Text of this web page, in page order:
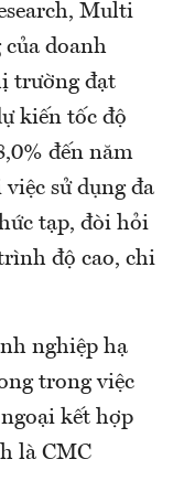
Multi
doanh
trường đạt
kiến tốc độ
đến năm
sử dụng đa
tạp, đòi hỏi
độ cao, chi
nghiệp hạ
trong việc
kết hợp
là CMC